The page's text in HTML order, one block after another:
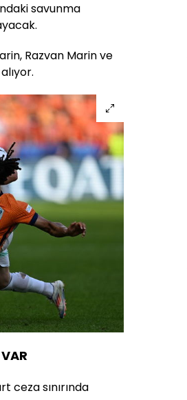
savunma
Razvan Marin ve
ceza sınırında